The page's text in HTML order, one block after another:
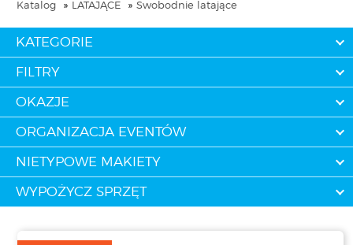
Katalog LATAJĄCE Swobodnie latające
KATEGORIE
FILTRY
OKAZJE
ORGANIZACJA EVENTÓW
NIETYPOWE MAKIETY
WYPOŻYCZ SPRZĘT